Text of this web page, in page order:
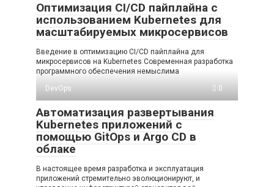
Оптимизация CI/CD пайплайна с
использованием Kubernetes для
масштабируемых микросервисов
Введение в оптимизацию CI/CD пайплайна для
микросервисов на Kubernetes Современная разработка
программного обеспечения немыслима
DevOps
0
Автоматизация развертывания
Kubernetes приложений с
помощью GitOps и Argo CD в
облаке
В настоящее время разработка и эксплуатация
приложений стремительно эволюционируют, и